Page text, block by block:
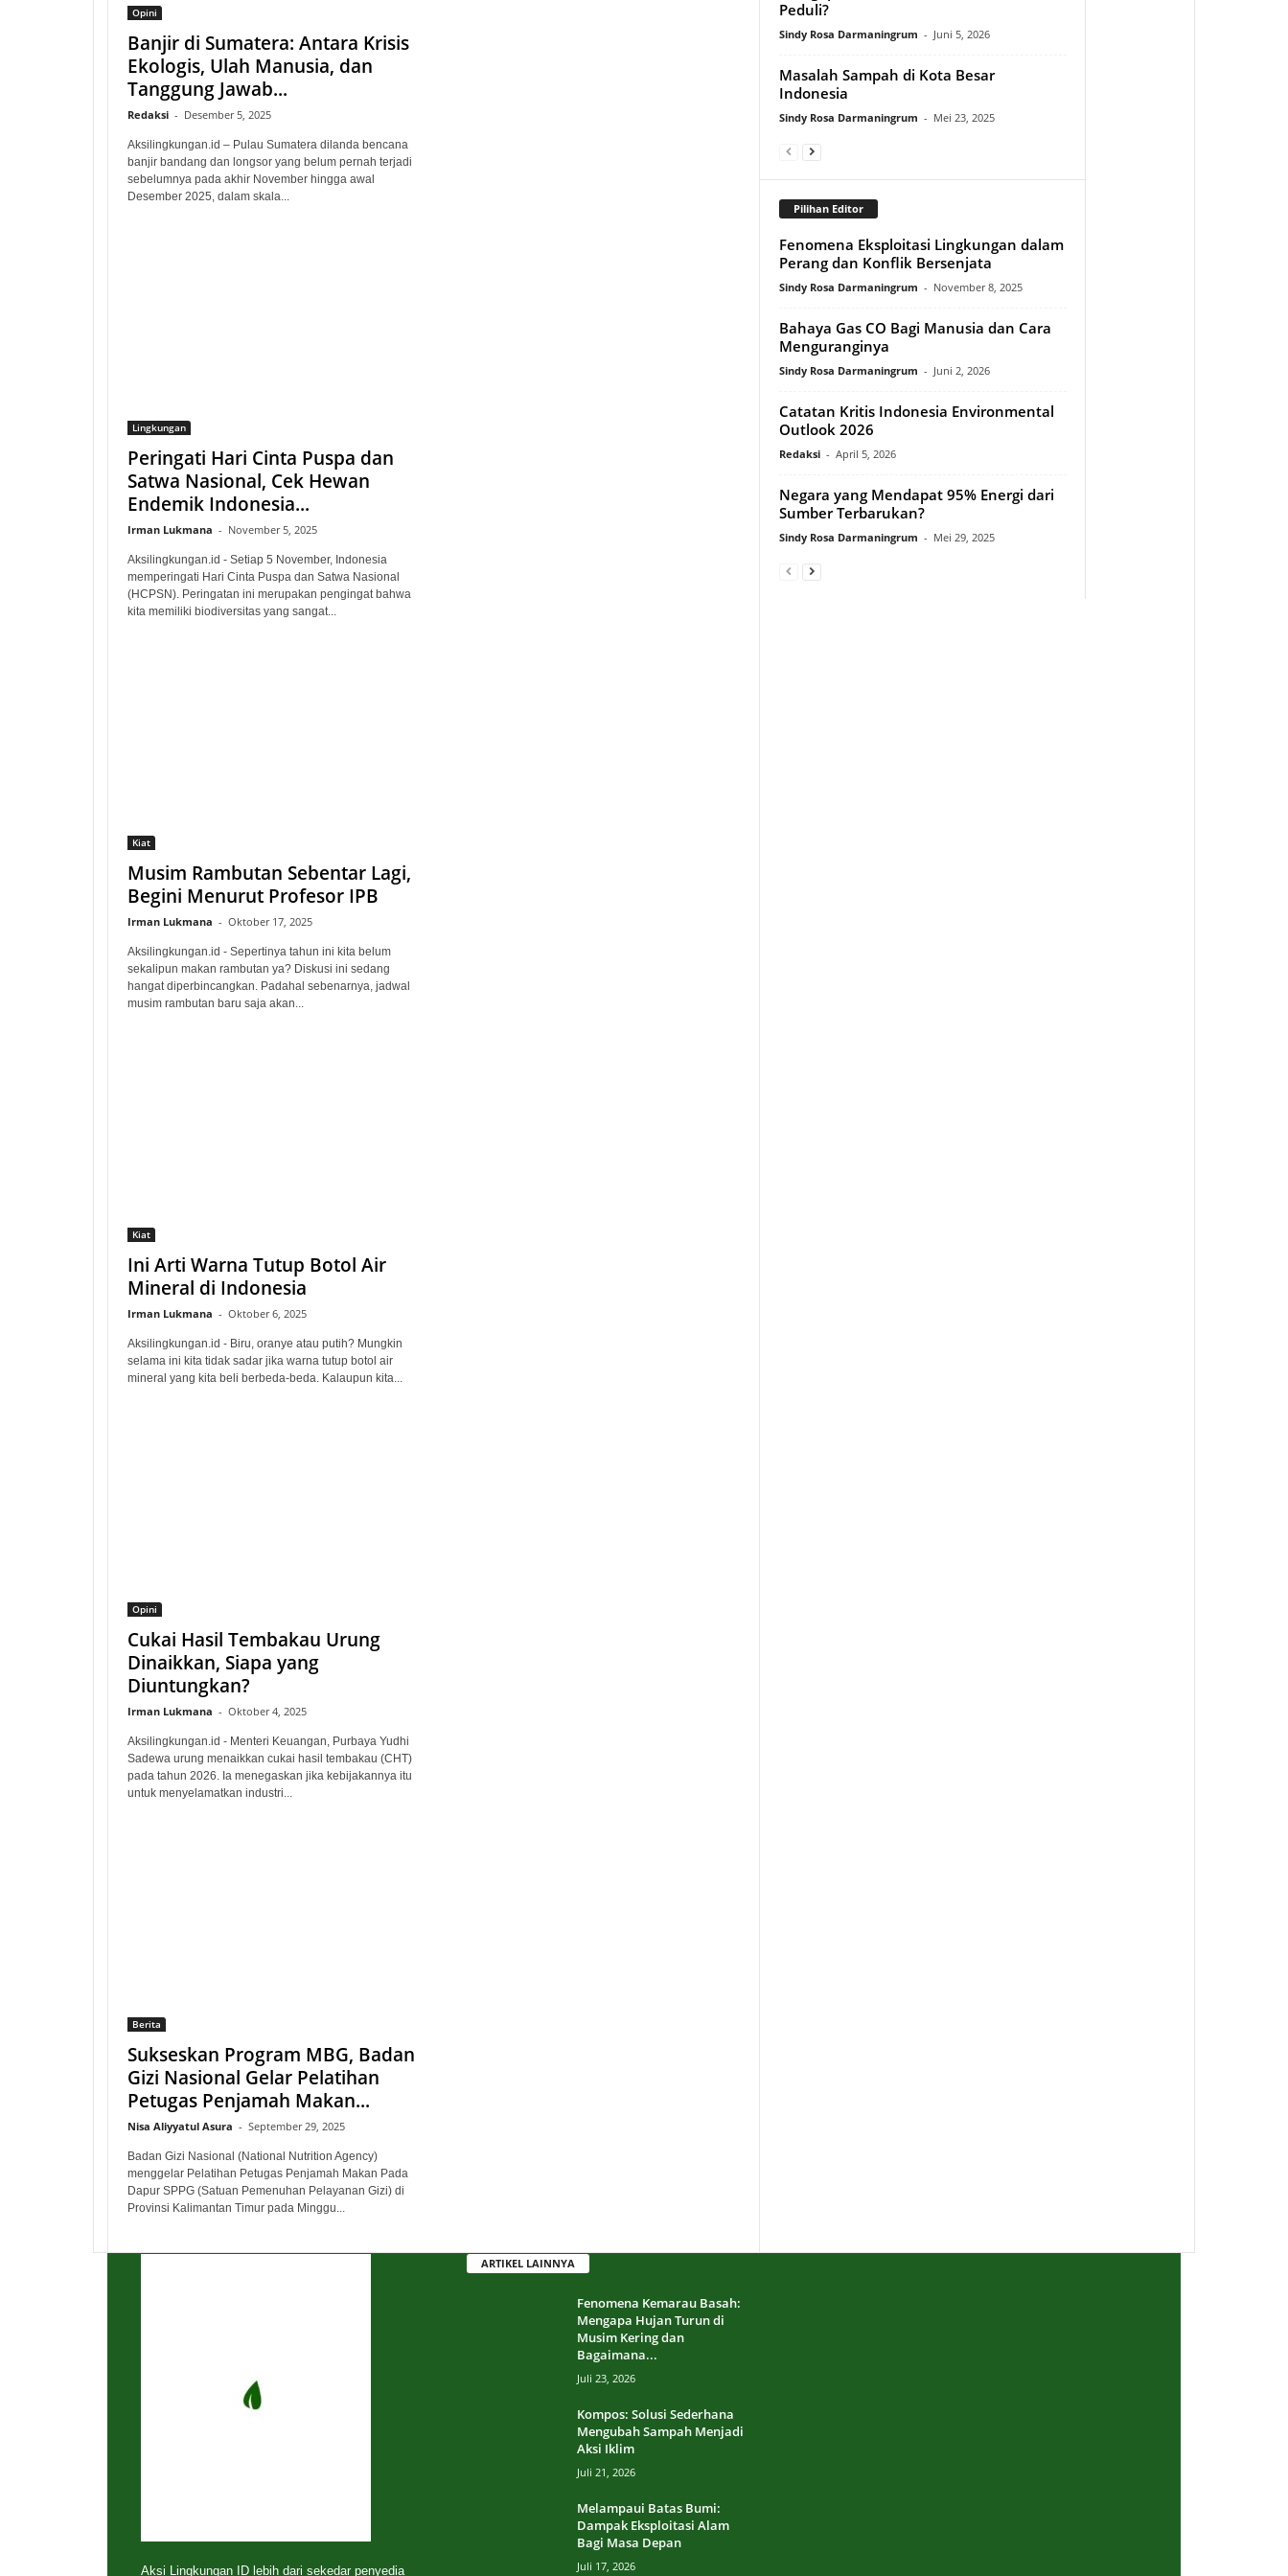
Opini
Banjir di Sumatera: Antara Krisis
Ekologis, Ulah Manusia, dan
Tanggung Jawab...
Redaksi - Desember 5, 2025
Aksilingkungan.id – Pulau Sumatera dilanda bencana
banjir bandang dan longsor yang belum pernah terjadi
sebelumnya pada akhir November hingga awal
Desember 2025, dalam skala...
Lingkungan
Peringati Hari Cinta Puspa dan
Satwa Nasional, Cek Hewan
Endemik Indonesia...
Irman Lukmana - November 5, 2025
Aksilingkungan.id - Setiap 5 November, Indonesia
memperingati Hari Cinta Puspa dan Satwa Nasional
(HCPSN). Peringatan ini merupakan pengingat bahwa
kita memiliki biodiversitas yang sangat...
Kiat
Musim Rambutan Sebentar Lagi,
Begini Menurut Profesor IPB
Irman Lukmana - Oktober 17, 2025
Aksilingkungan.id - Sepertinya tahun ini kita belum
sekalipun makan rambutan ya? Diskusi ini sedang
hangat diperbincangkan. Padahal sebenarnya, jadwal
musim rambutan baru saja akan...
Kiat
Ini Arti Warna Tutup Botol Air
Mineral di Indonesia
Irman Lukmana - Oktober 6, 2025
Aksilingkungan.id - Biru, oranye atau putih? Mungkin
selama ini kita tidak sadar jika warna tutup botol air
mineral yang kita beli berbeda-beda. Kalaupun kita...
Opini
Cukai Hasil Tembakau Urung
Dinaikkan, Siapa yang
Diuntungkan?
Irman Lukmana - Oktober 4, 2025
Aksilingkungan.id - Menteri Keuangan, Purbaya Yudhi
Sadewa urung menaikkan cukai hasil tembakau (CHT)
pada tahun 2026. Ia menegaskan jika kebijakannya itu
untuk menyelamatkan industri...
Berita
Sukseskan Program MBG, Badan
Gizi Nasional Gelar Pelatihan
Petugas Penjamah Makan...
Nisa Aliyyatul Asura - September 29, 2025
Badan Gizi Nasional (National Nutrition Agency)
menggelar Pelatihan Petugas Penjamah Makan Pada
Dapur SPPG (Satuan Pemenuhan Pelayanan Gizi) di
Provinsi Kalimantan Timur pada Minggu...
Peduli?
Sindy Rosa Darmaningrum - Juni 5, 2026
Masalah Sampah di Kota Besar
Indonesia
Sindy Rosa Darmaningrum - Mei 23, 2025
Pilihan Editor
Fenomena Eksploitasi Lingkungan dalam
Perang dan Konflik Bersenjata
Sindy Rosa Darmaningrum - November 8, 2025
Bahaya Gas CO Bagi Manusia dan Cara
Menguranginya
Sindy Rosa Darmaningrum - Juni 2, 2026
Catatan Kritis Indonesia Environmental
Outlook 2026
Redaksi - April 5, 2026
Negara yang Mendapat 95% Energi dari
Sumber Terbarukan?
Sindy Rosa Darmaningrum - Mei 29, 2025
Aksi Lingkungan ID lebih dari sekedar penyedia
ARTIKEL LAINNYA
Fenomena Kemarau Basah:
Mengapa Hujan Turun di
Musim Kering dan
Bagaimana...
Juli 23, 2026
Kompos: Solusi Sederhana
Mengubah Sampah Menjadi
Aksi Iklim
Juli 21, 2026
Melampaui Batas Bumi:
Dampak Eksploitasi Alam
Bagi Masa Depan
Juli 17, 2026